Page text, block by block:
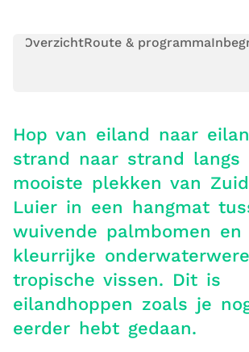
OverzichtRoute & programma
Hop van eiland naar
strand naar strand langs
mooiste plekken van
Luier in een hangmat
wuivende palmbomen
kleurrijke
tropische vissen. Dit is
eilandhoppen zoals je
eerder hebt gedaan.